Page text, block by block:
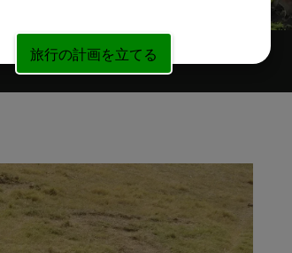
旅行の計画を立てる